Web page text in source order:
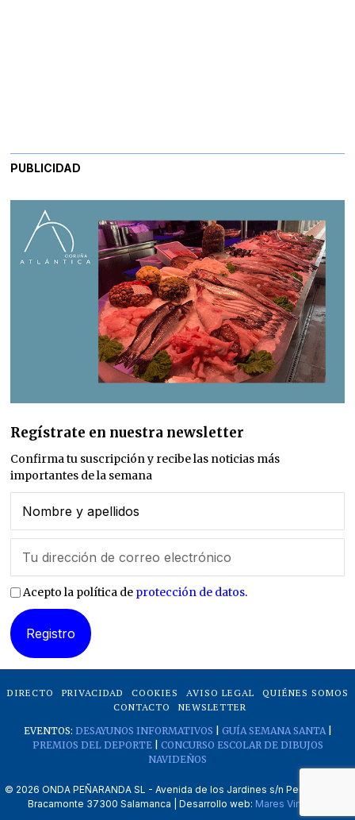
PUBLICIDAD
Regístrate en nuestra newsletter
Confirma tu suscripción y recibe las noticias más
importantes de la semana
Acepto la política de protección de datos.
DIRECTO PRIVACIDAD COOKIES AVISO LEGAL
QUIÉNES SOMOS
CONTACTO
NEWSLETTER
EVENTOS: DESAYUNOS INFORMATIVOS GUÍA SEMANA SANTA|
PREMIOS DEL DEPORTE| CONCURSO ESCOLAR DE DIBUJOS
NAVIDEÑOS
© 2026 ONDA PEÑARANDA SL - Avenida de los Jardines s/n Peñaranda de
Bracamonte 37300 Salamanca | Desarrollo web: Mares Virtuales